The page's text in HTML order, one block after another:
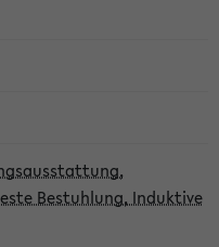
Bestuhlung, Induktive